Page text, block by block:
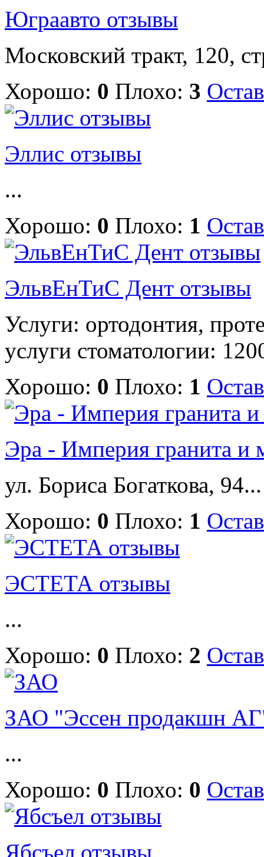
Юграавто отзывы
Московский тракт, 120,
Хорошо: 0 Плохо: 3
Эллис отзывы
...
Хорошо: 0 Плохо: 1
ЭльвЕнТиС Дент отзывы
Услуги: ортодонтия,
услуги стоматологии:
Хорошо: 0 Плохо: 1
Эра - Империя гранита и
ул. Бориса Богаткова, 94...
Хорошо: 0 Плохо: 1
ЭСТЕТА отзывы
...
Хорошо: 0 Плохо: 2
ЗАО "Эссен продакшн
...
Хорошо: 0 Плохо: 0
Ябсъел отзывы